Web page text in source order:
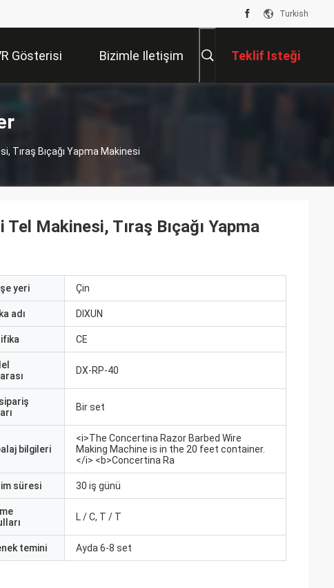
Turkish
Gösterisi Bizimle Iletişim Teklif Isteği
Tıraş Bıçağı Yapma Makinesi
Makinesi, Tıraş Bıçağı Yapma
yeri Çin
adı DIXUN
CE
DX-RP-40
Bir set
bilgileri
<i>The Concertina Razor Barbed Wire
Making Machine is in the 20 feet container.
</i> <b>Concertina Ra
süresi 30 iş günü
L / C, T / T
temini Ayda 6-8 set